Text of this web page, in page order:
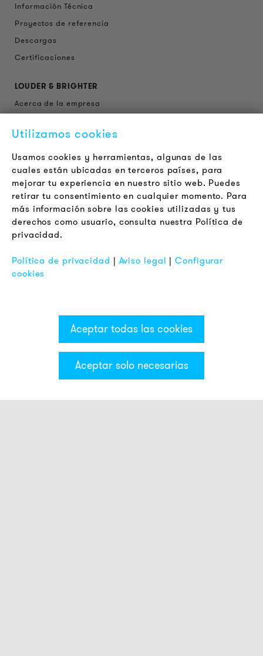
Información Técnica
Proyectos de referencia
Descargas
Certificaciones
LOUDER & BRIGHTER
Acerca de la empresa
Jobs
Boletín
LEGAL
Terminos y Condiciones Generales
Aviso de Privacidad
Pie de Imprenta
Utilizamos cookies
Usamos cookies y herramientas, algunas de las
cuales están ubicadas en terceros países, para
mejorar tu experiencia en nuestro sitio web. Puedes
retirar tu consentimiento en cualquier momento. Para
más información sobre las cookies utilizadas y tus
derechos como usuario, consulta nuestra Política de
privacidad.
Política de privacidad | Aviso legal |Configurar
cookies
Aceptar todas las cookies
Aceptar solo necesarias